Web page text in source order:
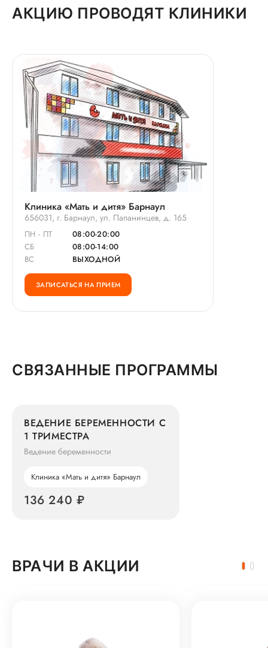
АКЦИЮ ПРОВОДЯТ КЛИНИКИ
Клиника «Мать и дитя» Барнаул
656031, г. Барнаул, ул. Папанинцев, д. 165
ПН - ПТ
08:00-20:00
СБ
08:00-14:00
ВС
ВЫХОДНОЙ
ЗАПИСАТЬСЯ НА ПРИЕМ
СВЯЗАННЫЕ ПРОГРАММЫ
ВЕДЕНИЕ БЕРЕМЕННОСТИ С
1 ТРИМЕСТРА
Ведение беременности
Клиника «Мать и дитя» Барнаул
136 240 ₽
ВРАЧИ В АКЦИИ